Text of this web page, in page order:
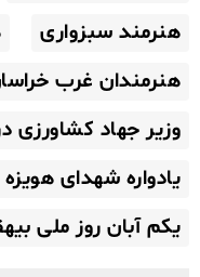
هنرمند سبزواری
هنرمندان غرب
وزیر جهاد کشاورزی
یادواره شهدای هویزه
یکم آبان روز ملی